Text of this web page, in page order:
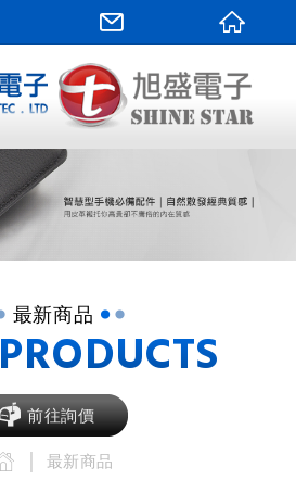
網站名稱
最新商品
前往詢價
最新商品